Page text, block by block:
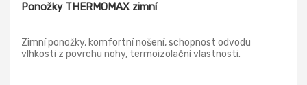
Ponožky THERMOMAX zimní
Zimní ponožky, komfortní nošení, schopnost odvodu
vlhkosti z povrchu nohy, termoizolační vlastnosti.